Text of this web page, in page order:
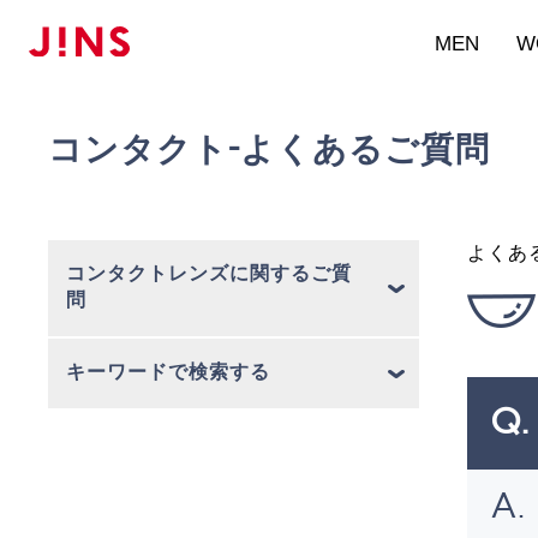
MEN
コンタクト-よくあるご質問
コンタクトレンズに関するご質
問
キーワードで検索する
よくあ